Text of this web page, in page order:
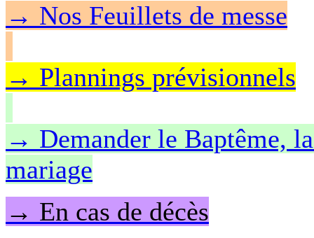
→ Nos Feuillets de messe
→ Plannings prévisionnels
→ Demander le Baptême,
mariage
→ En cas de décès